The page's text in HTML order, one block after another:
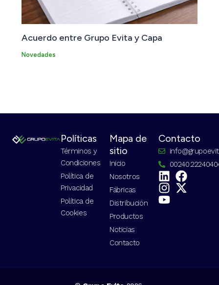
Acuerdo entre Grupo Evita y Capa
Novedades
Políticas
Términos y
Condiciones
Política de
Privacidad
Política de
Cookies
Mapa de
sitio
Inicio
Nosotros
Fábricas
Distribución
Productos
Noticias
Contacto
Contacto